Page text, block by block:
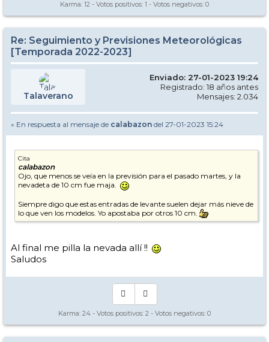
Karma: 12 - Votos positivos: 1 - Votos negativos: 0
Re: Seguimiento y Previsiones Meteorológicas
[Temporada 2022-2023]
Talaverano
Enviado: 27-01-2023 19:24
Registrado: 18 años antes
Mensajes: 2.034
» En respuesta al mensaje de calabazon del 27-01-2023 15:24
Cita
calabazon
Ojo, que menos se veía en la previsión para el pasado martes, y la
nevadeta de 10 cm fue maja.
Siempre digo que estas entradas de levante suelen dejar más nieve de
lo que ven los modelos. Yo apostaba por otros 10 cm.
Al final me pilla la nevada allí !!
Saludos
Karma: 24 - Votos positivos: 2 - Votos negativos: 0